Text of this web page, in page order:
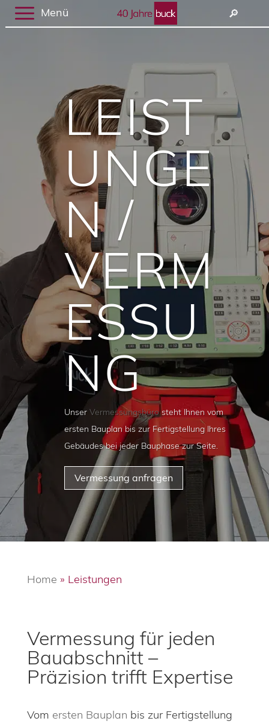
Menü 🔎︎
LEIST
UNGE
N /
VERM
ESSU
NG
Unser Vermessungsbürosteht Ihnen vom
ersten Bauplan bis zur Fertigstellung Ihres
Gebäudes bei jeder Bauphase zur Seite.
Vermessung anfragen
Home » Leistungen
Vermessung für jeden
Bauabschnitt –
Präzision trifft Expertise
Vom ersten Bauplan bis zur Fertigstellung